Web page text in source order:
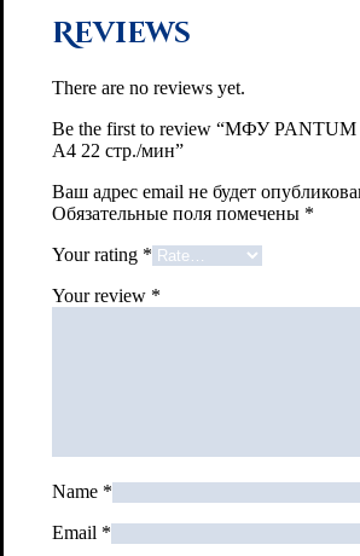
Reviews
There are no reviews yet.
Be the first to review “МФУ PANTUM
А4 22 стр./мин”
Ваш адрес email не будет
Обязательные поля помечены *
Your rating *
Your review *
Name *
Email *